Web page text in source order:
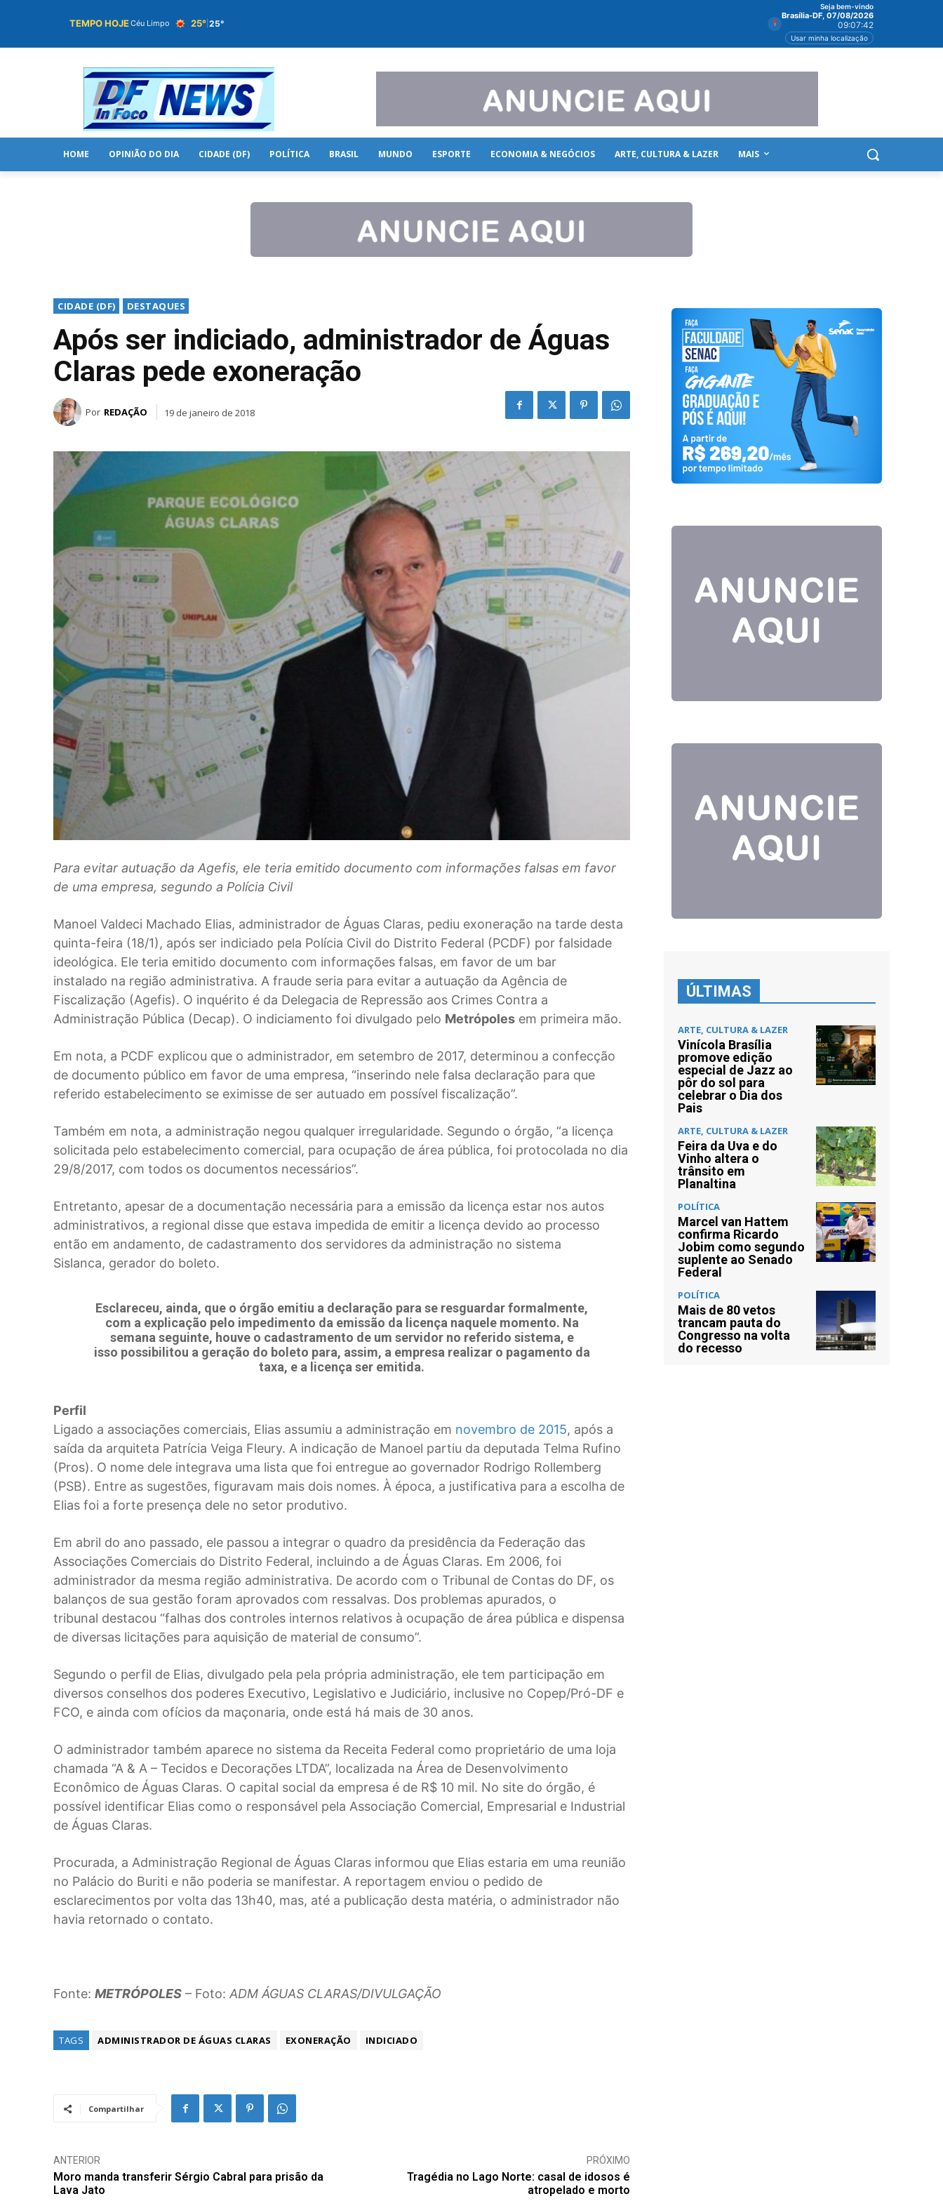
TEMPO HOJECéu Limpo 25° 25°
Seja bem-vindo
Brasília-DF, 07/08/2026
09:07:43
Usar minha localização
HOME OPINIÃO DO DIA CIDADE (DF) POLÍTICA BRASIL MUNDO ESPORTE ECONOMIA & NEGÓCIOS ARTE, CULTURA & LAZER MAIS
CIDADE (DF) DESTAQUES
Após ser indiciado, administrador de Águas
Claras pede exoneração
Por REDAÇÃO 19 de janeiro de 2018
Para evitar autuação da Agefis, ele teria emitido documento com informações falsas em favor
de uma empresa, segundo a Polícia Civil
Manoel Valdeci Machado Elias, administrador de Águas Claras, pediu exoneração na tarde desta
quinta-feira (18/1), após ser indiciado pela Polícia Civil do Distrito Federal (PCDF) por falsidade
ideológica. Ele teria emitido documento com informações falsas, em favor de um bar
instalado na região administrativa. A fraude seria para evitar a autuação da Agência de
Fiscalização (Agefis). O inquérito é da Delegacia de Repressão aos Crimes Contra a
Administração Pública (Decap). O indiciamento foi divulgado pelo Metrópoles em primeira mão.
Em nota, a PCDF explicou que o administrador, em setembro de 2017, determinou a confecção
de documento público em favor de uma empresa, “inserindo nele falsa declaração para que
referido estabelecimento se eximisse de ser autuado em possível fiscalização”.
Também em nota, a administração negou qualquer irregularidade. Segundo o órgão, “a licença
solicitada pelo estabelecimento comercial, para ocupação de área pública, foi protocolada no dia
29/8/2017, com todos os documentos necessários”.
Entretanto, apesar de a documentação necessária para a emissão da licença estar nos autos
administrativos, a regional disse que estava impedida de emitir a licença devido ao processo
então em andamento, de cadastramento dos servidores da administração no sistema
Sislanca, gerador do boleto.
Esclareceu, ainda, que o órgão emitiu a declaração para se resguardar formalmente,
com a explicação pelo impedimento da emissão da licença naquele momento. Na
semana seguinte, houve o cadastramento de um servidor no referido sistema, e
isso possibilitou a geração do boleto para, assim, a empresa realizar o pagamento da
taxa, e a licença ser emitida.
Perfil
Ligado a associações comerciais, Elias assumiu a administração em novembro de 2015, após a
saída da arquiteta Patrícia Veiga Fleury. A indicação de Manoel partiu da deputada Telma Rufino
(Pros). O nome dele integrava uma lista que foi entregue ao governador Rodrigo Rollemberg
(PSB). Entre as sugestões, figuravam mais dois nomes. À época, a justificativa para a escolha de
Elias foi a forte presença dele no setor produtivo.
Em abril do ano passado, ele passou a integrar o quadro da presidência da Federação das
Associações Comerciais do Distrito Federal, incluindo a de Águas Claras. Em 2006, foi
administrador da mesma região administrativa. De acordo com o Tribunal de Contas do DF, os
balanços de sua gestão foram aprovados com ressalvas. Dos problemas apurados, o
tribunal destacou “falhas dos controles internos relativos à ocupação de área pública e dispensa
de diversas licitações para aquisição de material de consumo”.
Segundo o perfil de Elias, divulgado pela pela própria administração, ele tem participação em
diversos conselhos dos poderes Executivo, Legislativo e Judiciário, inclusive no Copep/Pró-DF e
FCO, e ainda com ofícios da maçonaria, onde está há mais de 30 anos.
O administrador também aparece no sistema da Receita Federal como proprietário de uma loja
chamada “A & A – Tecidos e Decorações LTDA”, localizada na Área de Desenvolvimento
Econômico de Águas Claras. O capital social da empresa é de R$ 10 mil. No site do órgão, é
possível identificar Elias como o responsável pela Associação Comercial, Empresarial e Industrial
de Águas Claras.
Procurada, a Administração Regional de Águas Claras informou que Elias estaria em uma reunião
no Palácio do Buriti e não poderia se manifestar. A reportagem enviou o pedido de
esclarecimentos por volta das 13h40, mas, até a publicação desta matéria, o administrador não
havia retornado o contato.
Fonte: METRÓPOLES – Foto: ADM ÁGUAS CLARAS/DIVULGAÇÃO
TAGS ADMINISTRADOR DE ÁGUAS CLARAS EXONERAÇÃO INDICIADO
Compartilhar
ANTERIOR
Moro manda transferir Sérgio Cabral para prisão da
Lava Jato
PRÓXIMO
Tragédia no Lago Norte: casal de idosos é
atropelado e morto
ÚLTIMAS
ARTE, CULTURA & LAZER
Vinícola Brasília
promove edição
especial de Jazz ao
pôr do sol para
celebrar o Dia dos
Pais
ARTE, CULTURA & LAZER
Feira da Uva e do
Vinho altera o
trânsito em
Planaltina
POLÍTICA
Marcel van Hattem
confirma Ricardo
Jobim como segundo
suplente ao Senado
Federal
POLÍTICA
Mais de 80 vetos
trancam pauta do
Congresso na volta
do recesso